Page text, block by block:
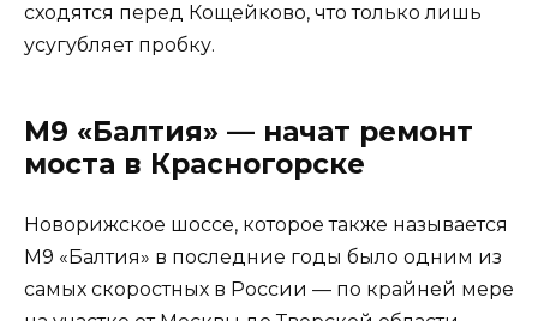
сходятся перед Кощейково, что только лишь
усугубляет пробку.
М9 «Балтия» — начат ремонт
моста в Красногорске
Новорижское шоссе, которое также называется
М9 «Балтия» в последние годы было одним из
самых скоростных в России — по крайней мере